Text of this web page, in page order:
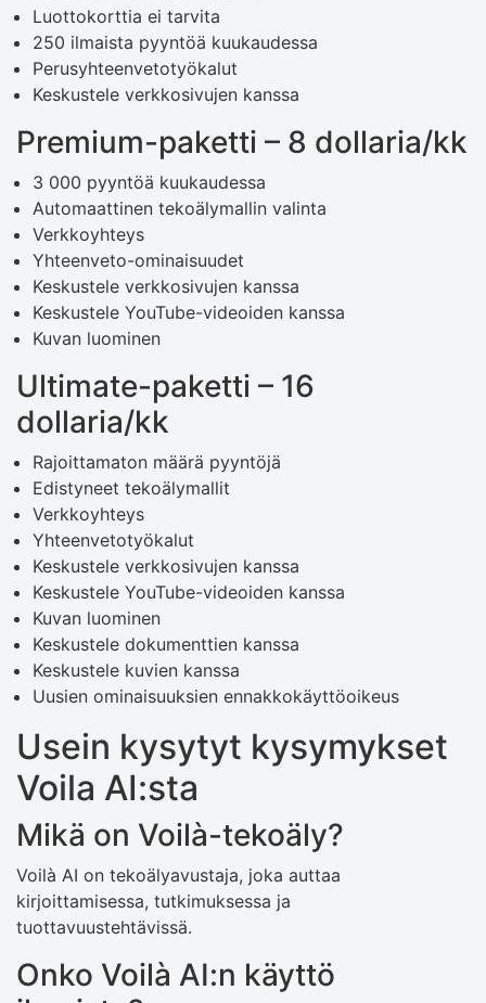
Luottokorttia ei tarvita
250 ilmaista pyyntöä kuukaudessa
Perusyhteenvetotyökalut
Keskustele verkkosivujen kanssa
Premium-paketti – 8 dollaria/kk
3 000 pyyntöä kuukaudessa
Automaattinen tekoälymallin valinta
Verkkoyhteys
Yhteenveto-ominaisuudet
Keskustele verkkosivujen kanssa
Keskustele YouTube-videoiden kanssa
Kuvan luominen
Ultimate-paketti – 16
dollaria/kk
Rajoittamaton määrä pyyntöjä
Edistyneet tekoälymallit
Verkkoyhteys
Yhteenvetotyökalut
Keskustele verkkosivujen kanssa
Keskustele YouTube-videoiden kanssa
Kuvan luominen
Keskustele dokumenttien kanssa
Keskustele kuvien kanssa
Uusien ominaisuuksien ennakkokäyttöoikeus
Usein kysytyt kysymykset
Voila AI:sta
Mikä on Voilà-tekoäly?
Voilà AI on tekoälyavustaja, joka auttaa
kirjoittamisessa, tutkimuksessa ja
tuottavuustehtävissä.
Onko Voilà AI:n käyttö